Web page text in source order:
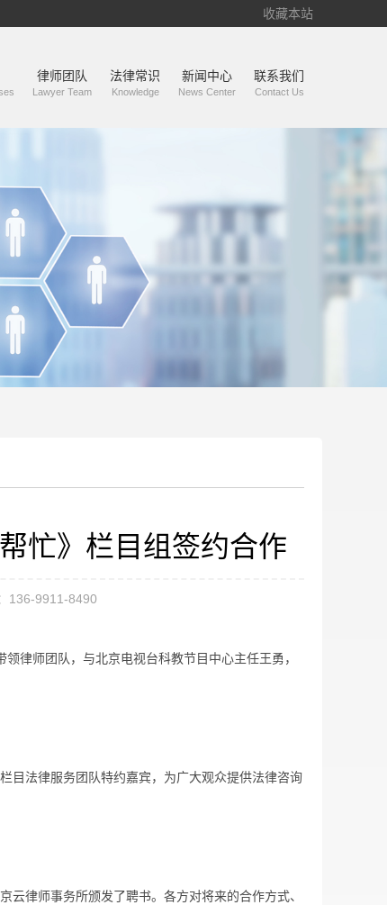
收藏本站
律师团队
Lawyer Team
法律常识
Knowledge
新闻中心
News Center
联系我们
Contact Us
忙》栏目组签约合作
136-9911-8490
师团队，与北京电视台科教节目中心主任王勇，
法律服务团队特约嘉宾，为广大观众提供法律咨询
律师事务所颁发了聘书。各方对将来的合作方式、